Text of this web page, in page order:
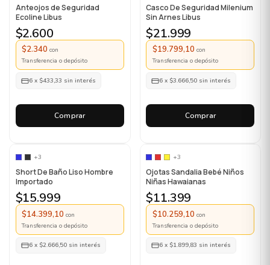
Anteojos de Seguridad
Ecoline Libus
$2.600
$2.340 con
Transferencia o depósito
6 x $433,33 sin interés
Comprar
Casco De Seguridad Milenium
Sin Arnes Libus
$21.999
$19.799,10 con
Transferencia o depósito
6 x $3.666,50 sin interés
Comprar
+3
Short De Baño Liso Hombre
Importado
$15.999
$14.399,10 con
Transferencia o depósito
6 x $2.666,50 sin interés
+3
Ojotas Sandalia Bebé Niños
Niñas Hawaianas
$11.399
$10.259,10 con
Transferencia o depósito
6 x $1.899,83 sin interés